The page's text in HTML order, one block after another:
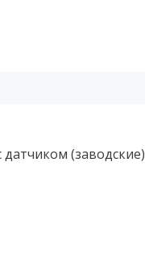
(заводские)